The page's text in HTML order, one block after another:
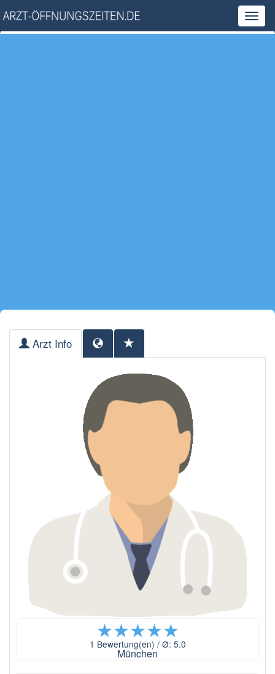
Arzt Info
★★★★★
1 Bewertung(en) / Ø: 5.0
München